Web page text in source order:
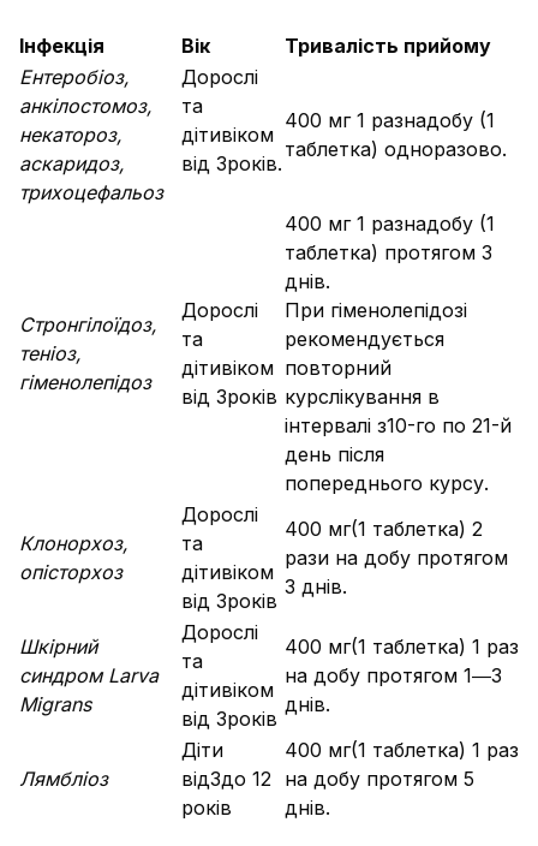
Інфекція Вік
Тривалість прийому
Ентеробіоз,
анкілостомоз,
некатороз,
аскаридоз,
трихоцефальоз
Дорослі
та
дітивіком
від 3років.
400 мг 1 разнадобу (1
таблетка) одноразово.
Стронгілоїдоз,
теніоз,
гіменолепідоз
Дорослі
та
дітивіком
від 3років
400 мг 1 разнадобу (1
таблетка) протягом 3
днів.
При гіменолепідозі
рекомендується
повторний
курслікування в
інтервалі з10-го по 21-й
день після
попереднього курсу.
Клонорхоз,
опісторхоз
Дорослі
та
дітивіком
від 3років
400 мг(1 таблетка) 2
рази на добу протягом
3 днів.
Шкірний
синдром Larva
Migrans
Дорослі
та
дітивіком
від 3років
400 мг(1 таблетка) 1 раз
на добу протягом 1―3
днів.
Лямбліоз
Діти
від3до 12
років
400 мг(1 таблетка) 1 раз
на добу протягом 5
днів.